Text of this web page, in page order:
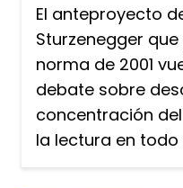
El anteproyecto
Sturzenegger
norma de 2001
debate sobre
concentración
la lectura en todo